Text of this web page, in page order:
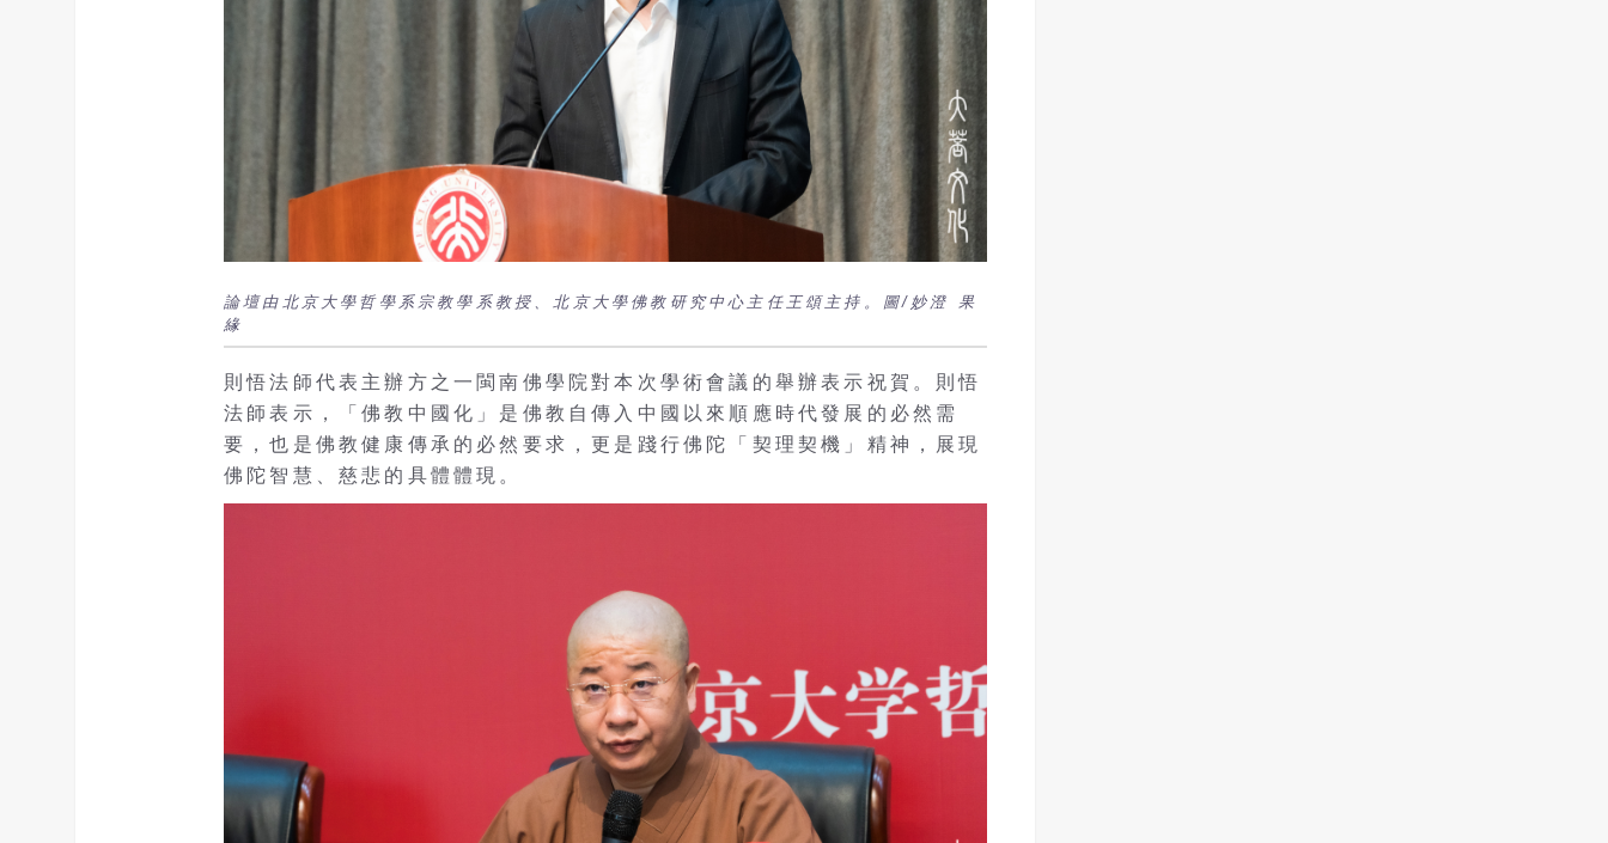
論壇由北京大學哲學系宗教學系教授、北京大學佛教研究中心主任王頌主持。圖/妙澄 果
緣
則悟法師代表主辦方之一閩南佛學院對本次學術會議的舉辦表示祝賀。則悟
法師表示，「佛教中國化」是佛教自傳入中國以來順應時代發展的必然需
要，也是佛教健康傳承的必然要求，更是踐行佛陀「契理契機」精神，展現
佛陀智慧、慈悲的具體體現。